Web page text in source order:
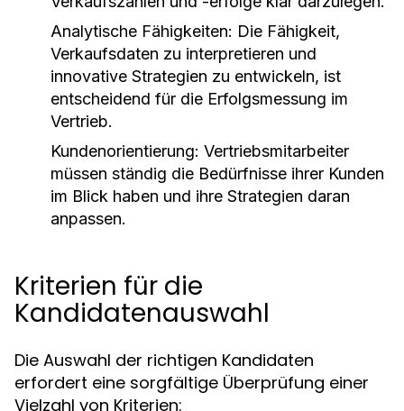
Analytische Fähigkeiten: Die Fähigkeit,
Verkaufsdaten zu interpretieren und
innovative Strategien zu entwickeln, ist
entscheidend für die Erfolgsmessung im
Vertrieb.
Kundenorientierung: Vertriebsmitarbeiter
müssen ständig die Bedürfnisse ihrer Kunden
im Blick haben und ihre Strategien daran
anpassen.
Kriterien für die
Kandidatenauswahl
Die Auswahl der richtigen Kandidaten
erfordert eine sorgfältige Überprüfung einer
Vielzahl von Kriterien: